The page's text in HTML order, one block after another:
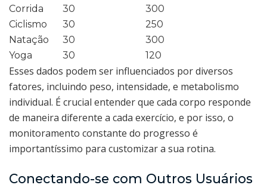
Corrida
30
300
Ciclismo
30
250
Natação
30
300
Yoga
30 120
Esses dados podem ser influenciados por diversos
fatores, incluindo peso, intensidade, e metabolismo
individual. É crucial entender que cada corpo responde
de maneira diferente a cada exercício, e por isso, o
monitoramento constante do progresso é
importantíssimo para customizar a sua rotina.
Conectando-se com Outros Usuários